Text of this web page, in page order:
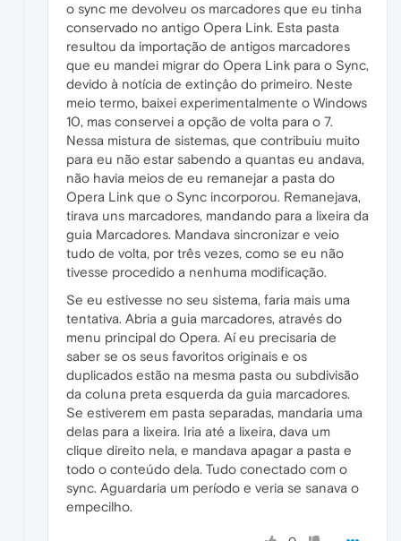
o sync me devolveu os marcadores que eu tinha
conservado no antigo Opera Link. Esta pasta
resultou da importação de antigos marcadores
que eu mandei migrar do Opera Link para o Sync,
devido à notícia de extinçâo do primeiro. Neste
meio termo, baixei experimentalmente o Windows
10, mas conservei a opção de volta para o 7.
Nessa mistura de sistemas, que contribuiu muito
para eu não estar sabendo a quantas eu andava,
não havia meios de eu remanejar a pasta do
Opera Link que o Sync incorporou. Remanejava,
tirava uns marcadores, mandando para a lixeira da
guia Marcadores. Mandava sincronizar e veio
tudo de volta, por três vezes, como se eu não
tivesse procedido a nenhuma modificação.
Se eu estivesse no seu sistema, faria mais uma
tentativa. Abria a guia marcadores, através do
menu principal do Opera. Aí eu precisaria de
saber se os seus favoritos originais e os
duplicados estão na mesma pasta ou subdivisão
da coluna preta esquerda da guia marcadores.
Se estiverem em pasta separadas, mandaria uma
delas para a lixeira. Iria até a lixeira, dava um
clique direito nela, e mandava apagar a pasta e
todo o conteúdo dela. Tudo conectado com o
sync. Aguardaria um período e veria se sanava o
empecilho.